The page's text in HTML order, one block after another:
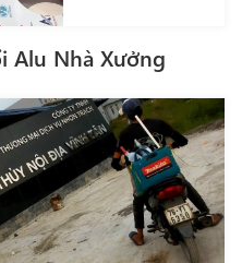
Alu Nhà Xưởng